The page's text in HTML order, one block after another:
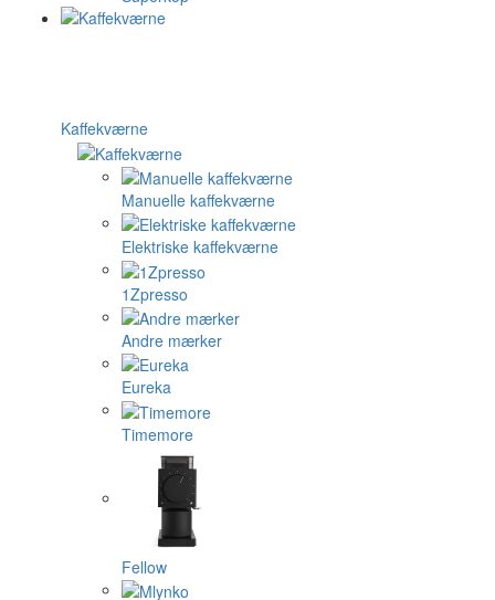
Kaffekværne
Manuelle kaffekværne
Elektriske kaffekværne
1Zpresso
Andre mærker
Eureka
Timemore
Fellow